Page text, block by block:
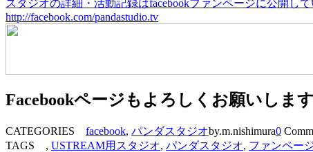
スタジオの詳細・活動記録はfacebookファンページに公開し
http://facebook.com/pandastudio.tv
Facebookページもよろしくお願いします
CATEGORIES facebook, パンダスタジオby.m.nishimura0
TAGS , USTREAM用スタジオ, パンダスタジオ, ファンペー